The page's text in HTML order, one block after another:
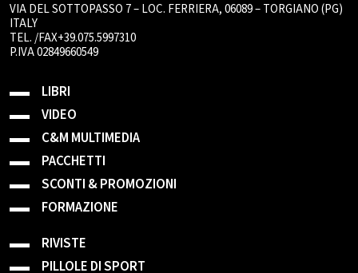
VIA DEL SOTTOPASSO 7 – LOC. FERRIERA, 06089 – TORGIANO (PG)
ITALY
TEL. /FAX+39.075.5997310
P.IVA 02849660549
LIBRI
VIDEO
C&M MULTIMEDIA
PACCHETTI
SCONTI & PROMOZIONI
FORMAZIONE
RIVISTE
PILLOLE DI SPORT